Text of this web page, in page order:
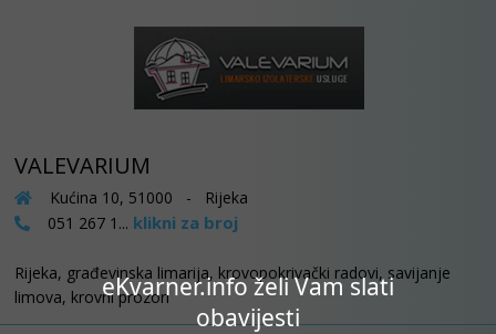
eKvarner.info želi Vam slati
obavijesti
VALEVARIUM
Kućina 10, 51000 - Rijeka
051 267 1... klikni za broj
Rijeka, građevinska limarija, krovopokrivački radovi, savijanje
limova, krovni prozori